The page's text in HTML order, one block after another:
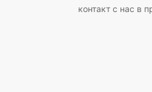
контакт с нас в